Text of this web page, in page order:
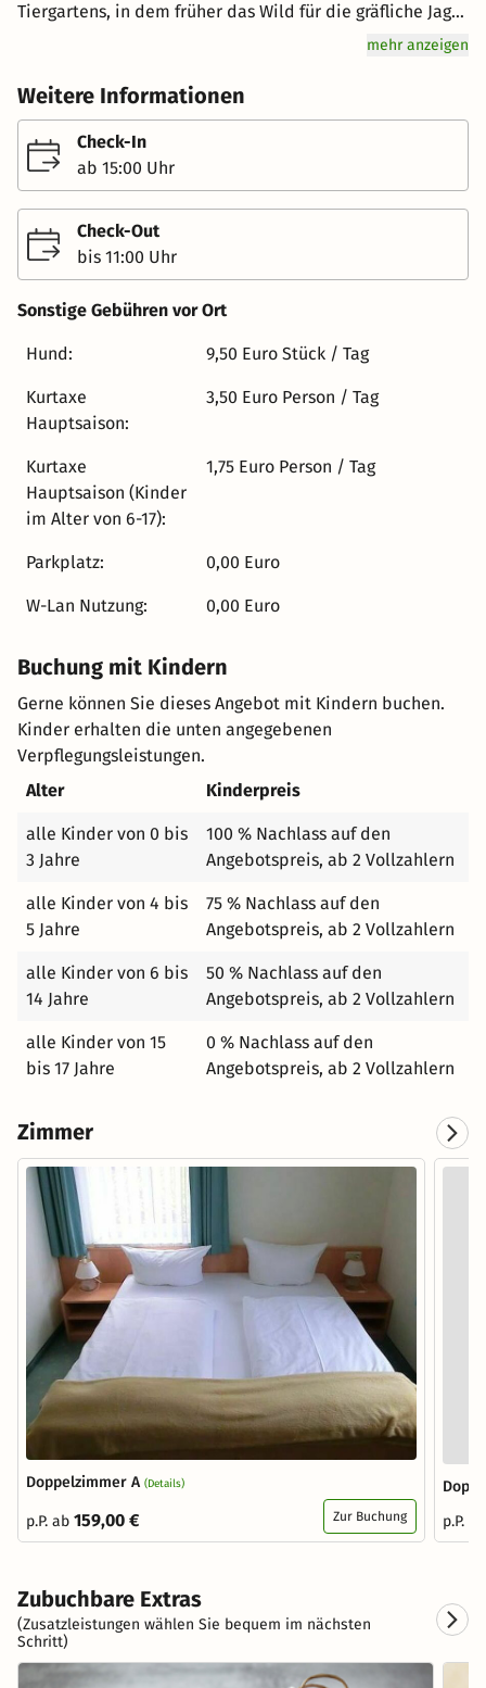
Tiergartens, in dem früher das Wild für die gräfliche Jagd
Ausblickspunkte in Wernigerode. Sie können in 23
individuell eingerichteten Ein- und Doppelbettzimmern
wohnen. Alle Zimmer sind mit Dusche/ WC, Telefon und
Flachbildfernseher ausgestattet. In unserem Haus
befindet sich keine Restaurant. Allerdings bietet
Wernigerode zahlreiche Restaurant. Wir freuen uns auf
Ihren Besuch.
mehr anzeigen
Weitere Informationen
Check-In
ab 15:00 Uhr
Check-Out
bis 11:00 Uhr
Sonstige Gebühren vor Ort
Hund: 9,50 Euro Stück / Tag
Kurtaxe
Hauptsaison:
3,50 Euro Person / Tag
Kurtaxe
Hauptsaison (Kinder
im Alter von 6-17):
1,75 Euro Person / Tag
Parkplatz: 0,00 Euro
W-Lan Nutzung: 0,00 Euro
Buchung mit Kindern
Gerne können Sie dieses Angebot mit Kindern buchen.
Kinder erhalten die unten angegebenen
Verpflegungsleistungen.
Alter
Kinderpreis
alle Kinder von 0 bis
3 Jahre
100 % Nachlass auf den
Angebotspreis, ab 2 Vollzahlern
alle Kinder von 4 bis
5 Jahre
75 % Nachlass auf den
Angebotspreis, ab 2 Vollzahlern
alle Kinder von 6 bis
14 Jahre
50 % Nachlass auf den
Angebotspreis, ab 2 Vollzahlern
alle Kinder von 15
bis 17 Jahre
0 % Nachlass auf den
Angebotspreis, ab 2 Vollzahlern
Zimmer
Doppelzimmer A (Details)
p.P. ab 159,00 € Zur Buchung
p.P.
Zubuchbare Extras
(Zusatzleistungen wählen Sie bequem im nächsten
Schritt)